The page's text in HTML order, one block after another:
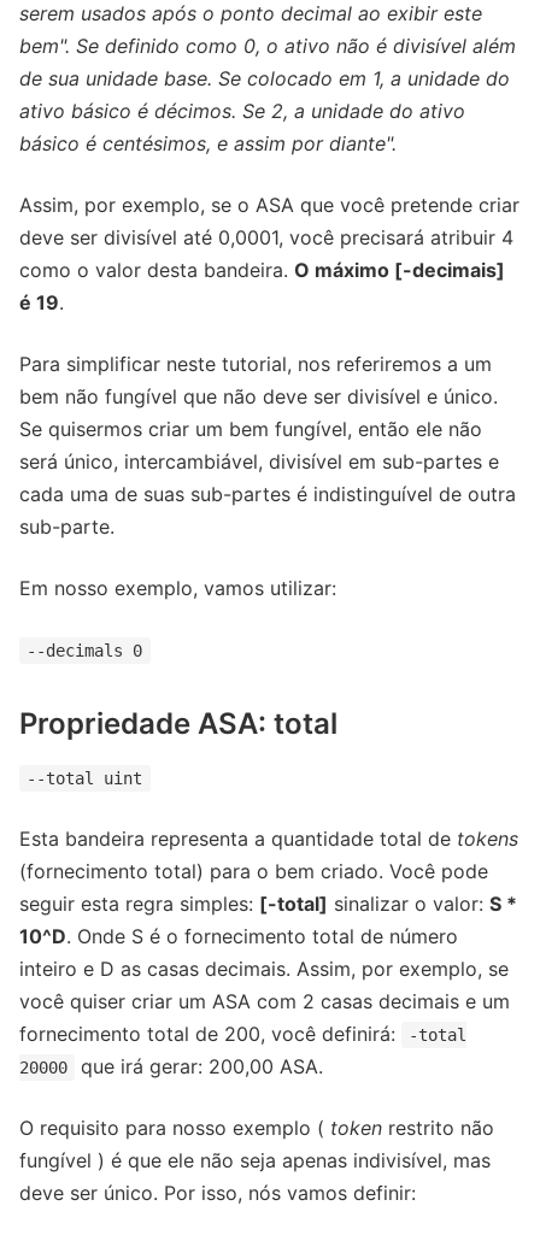
serem usados após o ponto decimal ao exibir este
bem". Se definido como 0, o ativo não é divisível além
de sua unidade base. Se colocado em 1, a unidade do
ativo básico é décimos. Se 2, a unidade do ativo
básico é centésimos, e assim por diante".
Assim, por exemplo, se o ASA que você pretende criar
deve ser divisível até 0,0001, você precisará atribuir 4
como o valor desta bandeira. O máximo [-decimais]
é 19.
Para simplificar neste tutorial, nos referiremos a um
bem não fungível que não deve ser divisível e único.
Se quisermos criar um bem fungível, então ele não
será único, intercambiável, divisível em sub-partes e
cada uma de suas sub-partes é indistinguível de outra
sub-parte.
Em nosso exemplo, vamos utilizar:
--decimals 0
Propriedade ASA: total
--total uint
Esta bandeira representa a quantidade total de tokens
(fornecimento total) para o bem criado. Você pode
seguir esta regra simples: [-total] sinalizar o valor: S *
10^D. Onde S é o fornecimento total de número
inteiro e D as casas decimais. Assim, por exemplo, se
você quiser criar um ASA com 2 casas decimais e um
fornecimento total de 200, você definirá:
-total
20000
que irá gerar: 200,00 ASA.
O requisito para nosso exemplo ( token restrito não
fungível ) é que ele não seja apenas indivisível, mas
deve ser único. Por isso, nós vamos definir: